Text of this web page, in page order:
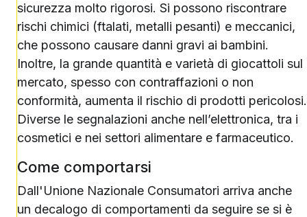
sicurezza molto rigorosi. Si possono riscontrare
rischi chimici (ftalati, metalli pesanti) e meccanici,
che possono causare danni gravi ai bambini.
Inoltre, la grande quantità e varietà di giocattoli sul
mercato, spesso con contraffazioni o non
conformità, aumenta il rischio di prodotti pericolosi.
Diverse le segnalazioni anche nell’elettronica, tra i
cosmetici e nei settori alimentare e farmaceutico.
Come comportarsi
Dall'Unione Nazionale Consumatori arriva anche
un decalogo di comportamenti da seguire se si è